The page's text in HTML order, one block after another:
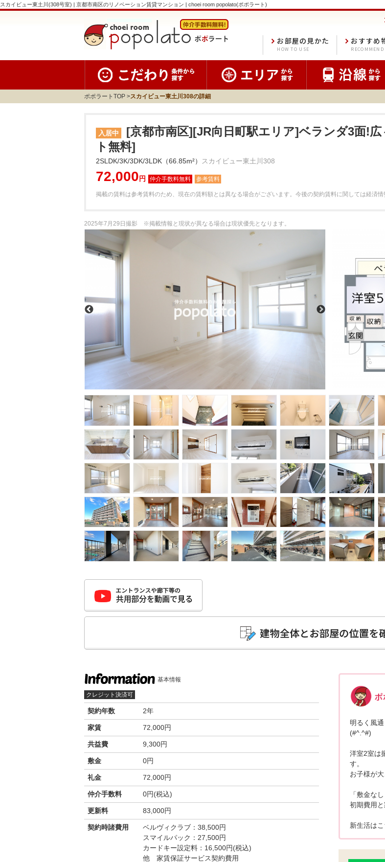
スカイビュー東土川(308号室) | 京都市南区のリノベーション賃貸マンション | choei room popolato(ポポラート)
おすすめ
RECOMMEND
お部屋の見かた
HOW TO USE
ポポラートTOP スカイビュー東土川308の詳細
入居中
[京都市南区][JR向日町駅エリア]ベランダ3面!
ト無料]
2SLDK/3K/3DK/3LDK（66.85m²） スカイビュー東土川308
72,000 円 参考賃料
掲載の賃料は参考賃料のため、現在の賃料額とは異なる場合がございます。 今後の契約賃料に関しては経済
2025年7月29日撮影 ※掲載情報と現状が異なる場合は現状優先となります。
基本情報
クレジット決済可
契約年数 2年
家賃 72,000円
共益費 9,300円
敷金 0円
礼金 72,000円
仲介手数料 0円(税込)
更新料 83,000円
契約時諸費用
ベルヴィクラブ：38,500円
スマイルパック：27,500円
カードキー設定料：16,500円(税込)
他 家賃保証サービス契約費用
明るく風
(#^.^#)
洋室2室は
す。
お子様が
「敷金な
初期費用
新生活は